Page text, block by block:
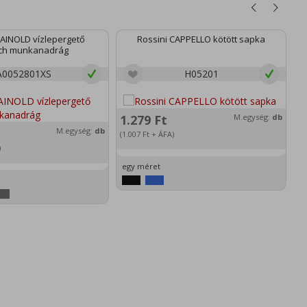
vízlepergető
munkanadrág
M.egység: db
Rossini CAPPELLO kötött sapka
H05201
1.279 Ft
(1.007 Ft + ÁFA)
M.egység: db
egy méret